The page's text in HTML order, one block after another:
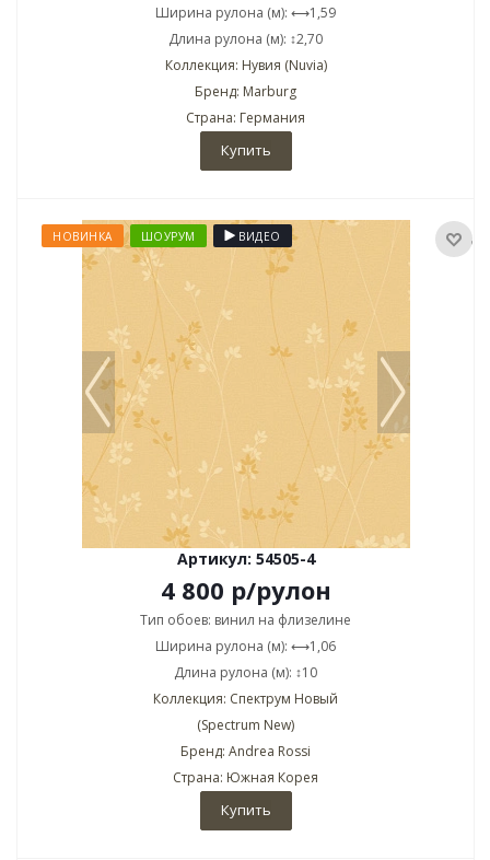
Ширина рулона (м): ⟷1,59
Длина рулона (м): ↕2,70
Коллекция: Нувия (Nuvia)
Бренд: Marburg
Страна: Германия
Купить
НОВИНКА ШОУРУМ ВИДЕО
Артикул: 54505-4
4 800 р/рулон
Тип обоев: винил на флизелине
Ширина рулона (м): ⟷1,06
Длина рулона (м): ↕10
Коллекция: Спектрум Новый
(Spectrum New)
Бренд: Andrea Rossi
Страна: Южная Корея
Купить